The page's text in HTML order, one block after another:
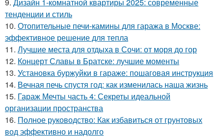
тенденции и стиль
10. Отопительные печи-камины для гаража в Москве:
эффективное решение для тепла
11. Лучшие места для отдыха в Сочи: от моря до гор
12. Концерт Славы в Братске: лучшие моменты
13. Установка буржуйки в гараже: пошаговая инструкция
14. Вечная печь спустя год: как изменилась наша жизнь
15. Гараж Мечты часть 4: Секреты идеальной
организации пространства
16. Полное руководство: Как избавиться от грунтовых
вод эффективно и надолго